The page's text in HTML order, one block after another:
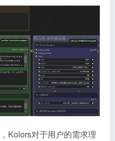
Kolors对于用户的需求理